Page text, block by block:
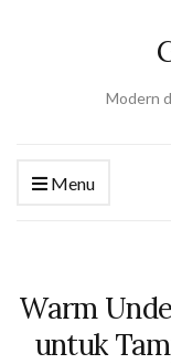
Modern
Menu
Warm
untuk